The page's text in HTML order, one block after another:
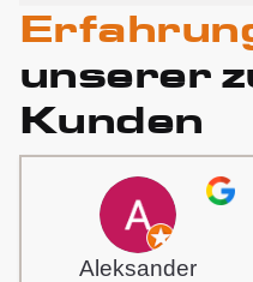
unserer
Kunden
Aleksander